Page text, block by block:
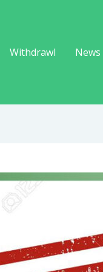
Withdrawl News